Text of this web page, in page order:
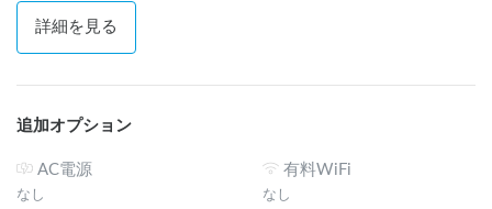
詳細を見る
追加オプション
AC電源
なし
有料WiFi
なし